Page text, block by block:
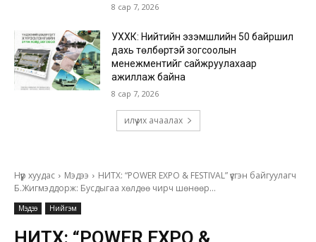
8 сар 7, 2026
УХХК: Нийтийн эзэмшлийн 50 байршил
дахь төлбөртэй зогсоолын
менежментийг сайжруулахаар
ажиллаж байна
8 сар 7, 2026
илүү их ачаалах